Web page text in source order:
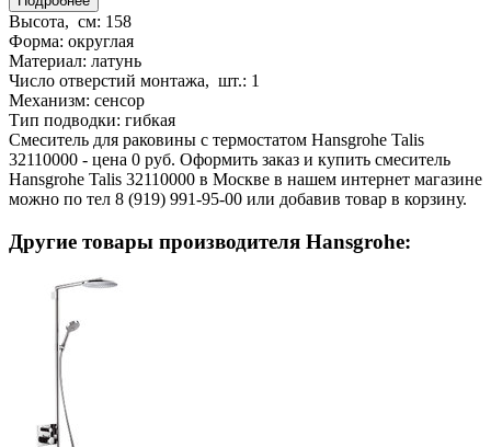
Высота, см: 158
Форма: округлая
Материал: латунь
Число отверстий монтажа, шт.: 1
Механизм: сенсор
Тип подводки: гибкая
Смеситель для раковины с термостатом Hansgrohe Talis
32110000 - цена 0 руб. Оформить заказ и купить смеситель
Hansgrohe Talis 32110000 в Москве в нашем интернет магазине
можно по тел 8 (919) 991-95-00 или добавив товар в корзину.
Другие товары производителя Hansgrohe: